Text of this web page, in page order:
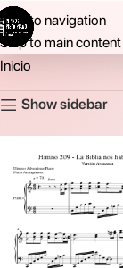
Skip to navigation
Skip to main content
Inicio
Show sidebar